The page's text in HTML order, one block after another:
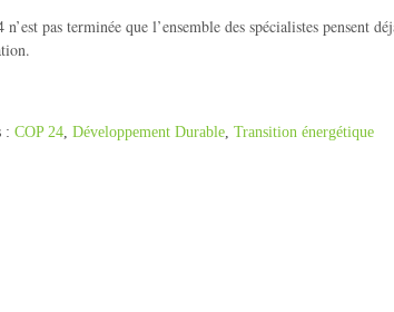
pas terminée que l’ensemble des spécialistes pensent
: COP 24 Développement Durable Transition énergétique